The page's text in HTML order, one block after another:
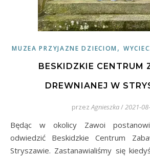
MUZEA PRZYJAZNE DZIECIOM ,
BESKIDZKIE CENTRUM
DREWNIANEJ W
przez Agnieszka/2021-
Będąc w okolicy Zawoi postanowiliśmy tym razem
odwiedzić Beskidzkie Centrum
Stryszawie. Zastanawialiśmy się